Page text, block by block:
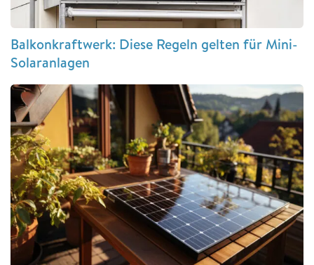
Balkonkraftwerk: Diese Regeln gelten für Mini-
Solaranlagen